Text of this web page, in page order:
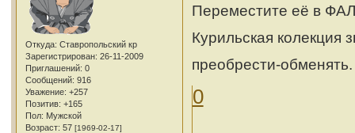
Откуда: Ставропольский кр
Зарегистрирован: 26-11-2009
Приглашений: 0
Сообщений: 916
Уважение: +257
Позитив: +165
Пол: Мужской
Возраст: 57 [1969-02-17]
Переместите её в
Курильская колекция
преобрести-обменять.
0